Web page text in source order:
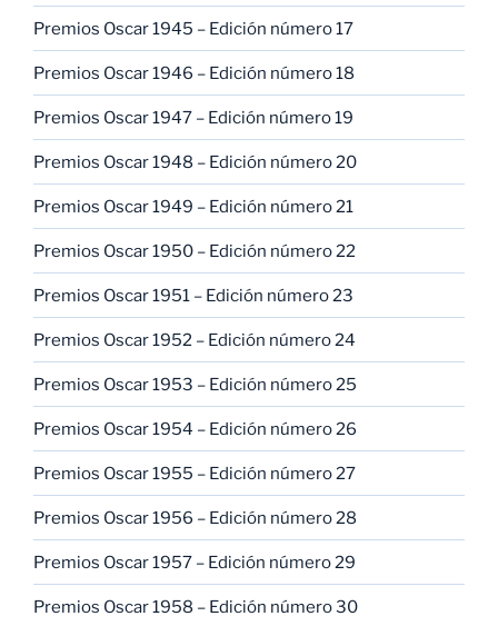
Premios Oscar 1945 – Edición número 17
Premios Oscar 1946 – Edición número 18
Premios Oscar 1947 – Edición número 19
Premios Oscar 1948 – Edición número 20
Premios Oscar 1949 – Edición número 21
Premios Oscar 1950 – Edición número 22
Premios Oscar 1951 – Edición número 23
Premios Oscar 1952 – Edición número 24
Premios Oscar 1953 – Edición número 25
Premios Oscar 1954 – Edición número 26
Premios Oscar 1955 – Edición número 27
Premios Oscar 1956 – Edición número 28
Premios Oscar 1957 – Edición número 29
Premios Oscar 1958 – Edición número 30